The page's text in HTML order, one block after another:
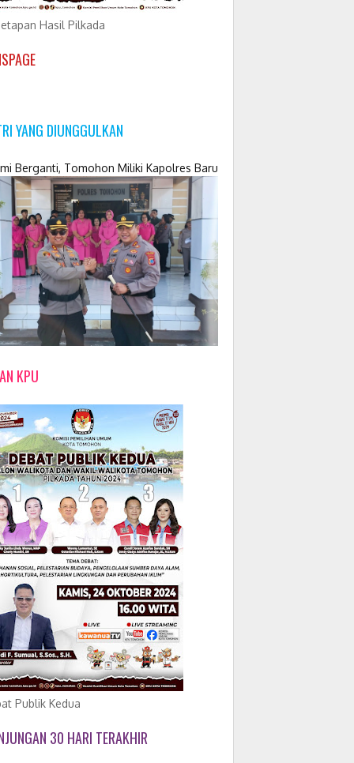
Hasil Pilkada
YANG DIUNGGULKAN
Berganti, Tomohon Miliki Kapolres Baru
KPU
Publik Kedua
30 HARI TERAKHIR